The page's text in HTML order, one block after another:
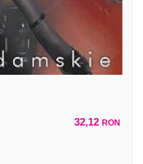
32,12 RON